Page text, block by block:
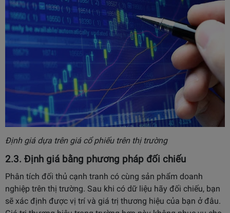
Định giá dựa trên giá cổ phiếu trên thị trường
2.3. Định giá bằng phương pháp đối chiếu
Phân tích đối thủ cạnh tranh có cùng sản phẩm doanh
nghiệp trên thị trường. Sau khi có dữ liệu hãy đối chiếu, bạn
sẽ xác định được vị trí và giá trị thương hiệu của bạn ở đâu.